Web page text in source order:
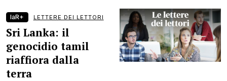
laR+ LETTERE DEI LETTORI
Sri Lanka: il
genocidio tamil
riaffiora dalla
terra